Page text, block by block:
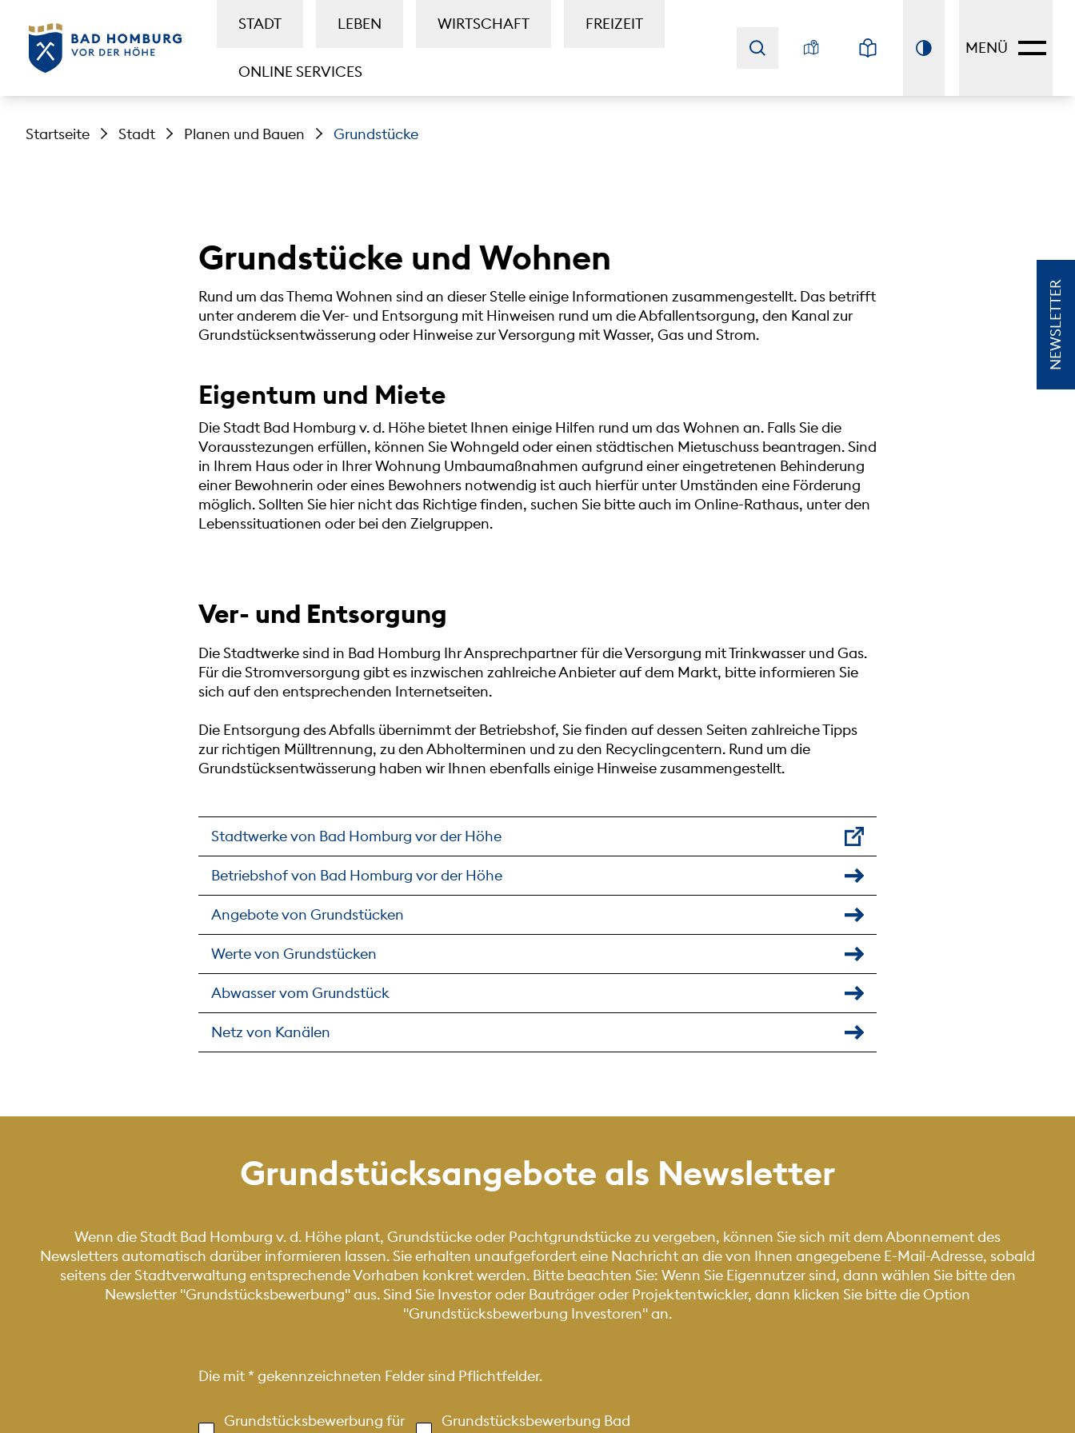
STADT LEBEN WIRTSCHAFT FREIZEIT
ONLINE SERVICES
MENÜ
Startseite Stadt Planen und Bauen Grundstücke
NEWSLETTER
Grundstücke und Wohnen
Rund um das Thema Wohnen sind an dieser Stelle einige Informationen zusammengestellt. Das betrifft
unter anderem die Ver- und Entsorgung mit Hinweisen rund um die Abfallentsorgung, den Kanal zur
Grundstücksentwässerung oder Hinweise zur Versorgung mit Wasser, Gas und Strom.
Eigentum und Miete
Die Stadt Bad Homburg v. d. Höhe bietet Ihnen einige Hilfen rund um das Wohnen an. Falls Sie die
Vorausstezungen erfüllen, können Sie Wohngeld oder einen städtischen Mietuschuss beantragen. Sind
in Ihrem Haus oder in Ihrer Wohnung Umbaumaßnahmen aufgrund einer eingetretenen Behinderung
einer Bewohnerin oder eines Bewohners notwendig ist auch hierfür unter Umständen eine Förderung
möglich. Sollten Sie hier nicht das Richtige finden, suchen Sie bitte auch im Online-Rathaus, unter den
Lebenssituationen oder bei den Zielgruppen.
Ver- und Entsorgung
Die Stadtwerke sind in Bad Homburg Ihr Ansprechpartner für die Versorgung mit Trinkwasser und Gas.
Für die Stromversorgung gibt es inzwischen zahlreiche Anbieter auf dem Markt, bitte informieren Sie
sich auf den entsprechenden Internetseiten.
Die Entsorgung des Abfalls übernimmt der Betriebshof, Sie finden auf dessen Seiten zahlreiche Tipps
zur richtigen Mülltrennung, zu den Abholterminen und zu den Recyclingcentern. Rund um die
Grundstücksentwässerung haben wir Ihnen ebenfalls einige Hinweise zusammengestellt.
Stadtwerke von Bad Homburg vor der Höhe
Betriebshof von Bad Homburg vor der Höhe
Angebote von Grundstücken
Werte von Grundstücken
Abwasser vom Grundstück
Netz von Kanälen
Grundstücksangebote als Newsletter
Wenn die Stadt Bad Homburg v. d. Höhe plant, Grundstücke oder Pachtgrundstücke zu vergeben, können Sie sich mit dem Abonnement des
Newsletters automatisch darüber informieren lassen. Sie erhalten unaufgefordert eine Nachricht an die von Ihnen angegebene E-Mail-Adresse, sobald
seitens der Stadtverwaltung entsprechende Vorhaben konkret werden. Bitte beachten Sie: Wenn Sie Eigennutzer sind, dann wählen Sie bitte den
Newsletter "Grundstücksbewerbung" aus. Sind Sie Investor oder Bauträger oder Projektentwickler, dann klicken Sie bitte die Option
"Grundstücksbewerbung Investoren" an.
Die mit* gekennzeichneten Felder sind Pflichtfelder.
Kategorien
Grundstücksbewerbung für
Grundstücksbewerbung Bad